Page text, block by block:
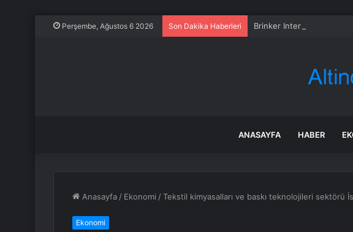
Perşembe, Ağustos 6 2026 Son Dakika Haberleri Brinker International
ANASAYFA HABER
Anasayfa / Ekonomi /Tekstil kimyasalları ve baskı teknolojileri sektörü
Ekonomi